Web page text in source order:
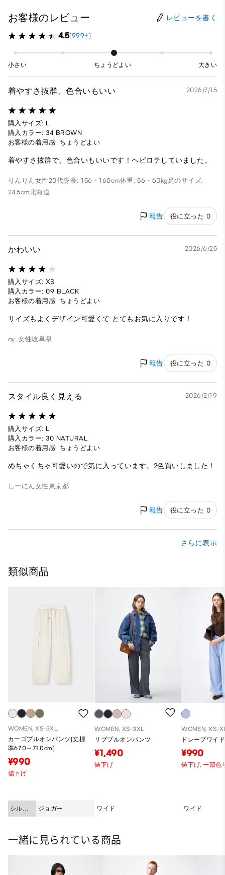
お客様のレビュー レビューを書く
4.5(999+)
小さい ちょうどよい 大きい
着やすさ抜群、色合いもいい 2026/7/15
購入サイズ: L
購入カラー: 34 BROWN
お客様の着用感: ちょうどよい
着やすさ抜群で、色合いもいいです！ヘビロテしていました。
りんりん女性20代身長: 156 - 160cm体重: 56 - 60kg足のサイズ:
24.5cm北海道
報告 役に立った 0
かわいい 2026/6/25
購入サイズ: XS
購入カラー: 09 BLACK
お客様の着用感: ちょうどよい
サイズもよくデザイン可愛くて とてもお気に入りです！
ay...女性岐阜県
報告 役に立った 0
スタイル良く見える 2026/2/19
購入サイズ: L
購入カラー: 30 NATURAL
お客様の着用感: ちょうどよい
めちゃくちゃ可愛いので気に入っています。2色買いしました！
しーにん女性東京都
報告 役に立った 0
さらに表示
類似商品
WOMEN, XS-3XL
カーゴプルオンパンツ(丈標
準67.0～71.0cm)
¥990
値下げ
シルエ
ット
ジョガー
WOMEN, XS-3XL
リブプルオンパンツ
¥1,490
値下げ
ワイド
WOMEN, XS-
ドレープワイ
¥990
値下げ,一部色
ワイド
一緒に見られている商品